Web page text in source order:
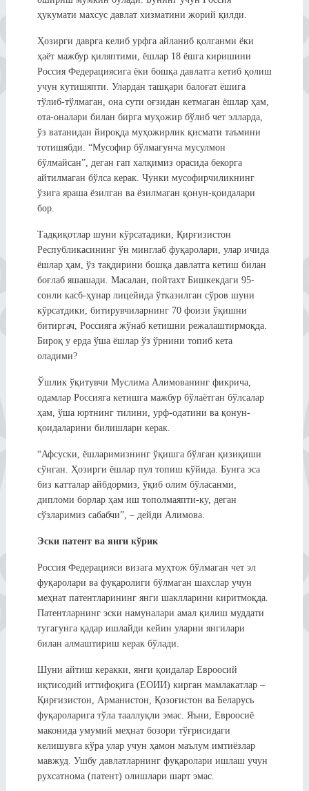
ҳукумати махсус давлат хизматини жорий қилди.
Ҳозирги даврга келиб урфга айланиб қолганми ёки
ҳаёт мажбур қиляптими, ёшлар 18 ёшга киришини
Россия Федерациясига ёки бошқа давлатга кетиб қолиш
учун кутишяпти. Улардан ташқари балоғат ёшига
тўлиб-тўлмаган, она сути оғзидан кетмаган ёшлар ҳам,
ота-оналари билан бирга муҳожир бўлиб чет элларда,
ўз ватанидан йироқда муҳожирлик қисмати таъмини
тотишябди. “Мусофир бўлмагунча мусулмон
бўлмайсан”, деган гап халқимиз орасида бекорга
айтилмаган бўлса керак. Чунки мусофирчиликнинг
ўзига яраша ёзилган ва ёзилмаган қонун-қоидалари
бор.
Тадқиқотлар шуни кўрсатадики, Қирғизистон
Республикасининг ўн минглаб фуқаролари, улар ичида
ёшлар ҳам, ўз тақдирини бошқа давлатга кетиш билан
боғлаб яшашади. Масалан, пойтахт Бишкекдаги 95-
сонли касб-ҳунар лицейида ўтказилган сўров шуни
кўрсатдики, битирувчиларнинг 70 фоизи ўқишни
битиргач, Россияга жўнаб кетишни режалаштирмоқда.
Бироқ у ерда ўша ёшлар ўз ўрнини топиб кета
оладими?
Ўшлик ўқитувчи Муслима Алимованинг фикрича,
одамлар Россияга кетишга мажбур бўлаётган бўлсалар
ҳам, ўша юртнинг тилини, урф-одатини ва қонун-
қоидаларини билишлари керак.
“Афсуски, ёшларимизнинг ўқишга бўлган қизиқиши
сўнган. Ҳозирги ёшлар пул топиш кўйида. Бунга эса
биз катталар айбдормиз, ўқиб олим бўласанми,
дипломи борлар ҳам иш тополмаяпти-ку, деган
сўзларимиз сабабчи”, – дейди Алимова.
Эски патент ва янги кўрик
Россия Федерацияси визага муҳтож бўлмаган чет эл
фуқаролари ва фуқаролиги бўлмаган шахслар учун
меҳнат патентларининг янги шаклларини киритмоқда.
Патентларнинг эски намуналари амал қилиш муддати
тугагунга қадар ишлайди кейин уларни янгилари
билан алмаштириш керак бўлади.
Шуни айтиш керакки, янги қоидалар Евроосий
иқтисодий иттифоқига (ЕОИИ) кирган мамлакатлар –
Қирғизистон, Арманистон, Қозоғистон ва Беларусь
фуқароларига тўла тааллуқли эмас. Яъни, Евроосиё
маконида умумий меҳнат бозори тўғрисидаги
келишувга кўра улар учун ҳамон маълум имтиёзлар
мавжуд. Ушбу давлатларнинг фуқаролари ишлаш учун
рухсатнома (патент) олишлари шарт эмас.